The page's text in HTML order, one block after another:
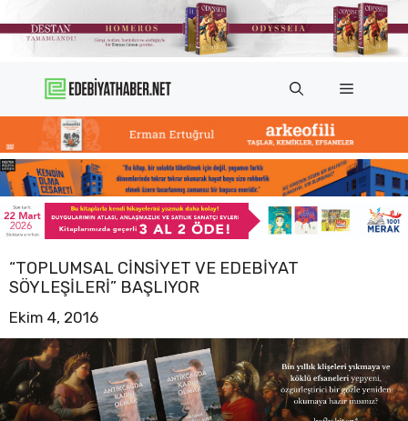
atla
Menü
“TOPLUMSAL CINSIYET VE EDEBIYAT
SÖYLEŞILERI” BAŞLIYOR
Ekim 4, 2016